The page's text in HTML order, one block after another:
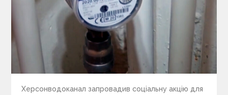
Херсонводоканал запровадив соціальну акцію для